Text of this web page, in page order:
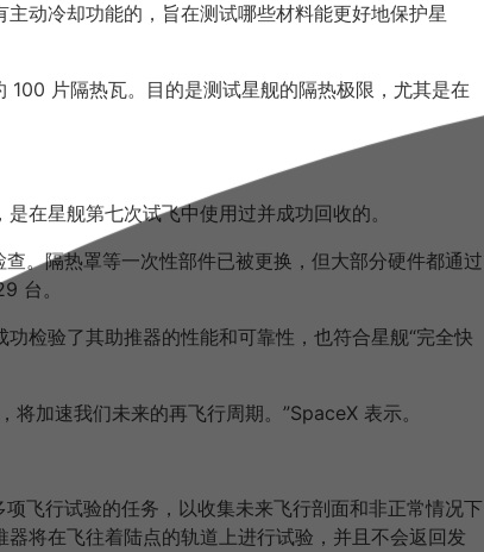
动冷却功能的，旨在测试哪些材料能更好地保护星
片隔热瓦。目的是测试星舰的隔热极限，尤其是在
在星舰第七次试飞中使用过并成功回收的。
。隔热罩等一次性部件已被更换，但大部分硬件都通过
台。
检验了其助推器的性能和可靠性，也符合星舰“完全快
加速我们未来的再飞行周期。”SpaceX 表示。
飞行试验的任务，以收集未来飞行剖面和非正常情况下
将在飞往着陆点的轨道上进行试验，并且不会返回发